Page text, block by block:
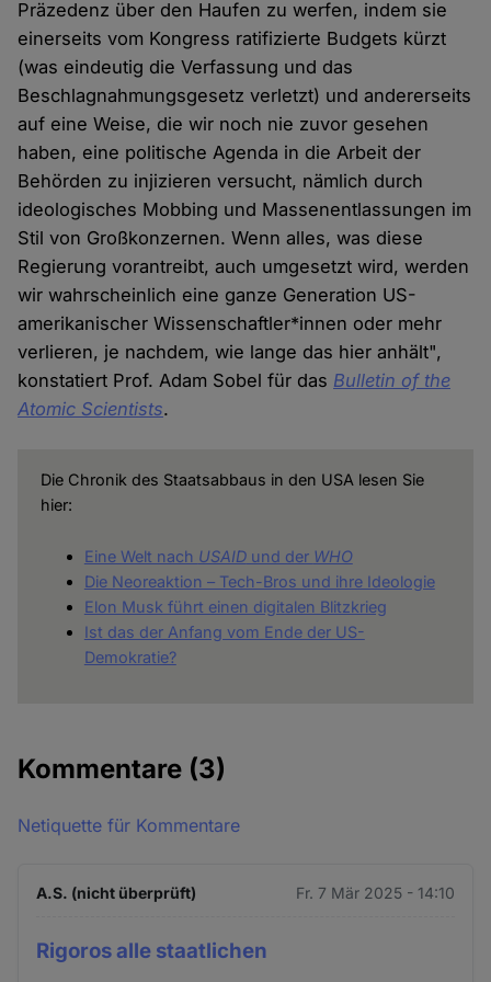
Präzedenz über den Haufen zu werfen, indem sie
einerseits vom Kongress ratifizierte Budgets kürzt
(was eindeutig die Verfassung und das
Beschlagnahmungsgesetz verletzt) und andererseits
auf eine Weise, die wir noch nie zuvor gesehen
haben, eine politische Agenda in die Arbeit der
Behörden zu injizieren versucht, nämlich durch
ideologisches Mobbing und Massenentlassungen im
Stil von Großkonzernen. Wenn alles, was diese
Regierung vorantreibt, auch umgesetzt wird, werden
wir wahrscheinlich eine ganze Generation US-
amerikanischer Wissenschaftler*innen oder mehr
verlieren, je nachdem, wie lange das hier anhält",
konstatiert Prof. Adam Sobel für das Bulletin of the
Atomic Scientists.
Die Chronik des Staatsabbaus in den USA lesen Sie
hier:
Eine Welt nach USAIDund der WHO
Die Neoreaktion – Tech-Bros und ihre Ideologie
Elon Musk führt einen digitalen Blitzkrieg
Ist das der Anfang vom Ende der US-
Demokratie?
Kommentare (3)
Netiquette für Kommentare
A.S. (nicht überprüft) Fr. 7 Mär 2025 - 14:10
Rigoros alle staatlichen